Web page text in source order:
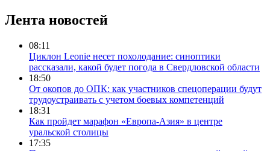
Лента новостей
08:11
Циклон Leonie несет похолодание: синоптики
рассказали, какой будет погода в Свердловской области
18:50
От окопов до ОПК: как участников спецоперации будут
трудоустраивать с учетом боевых компетенций
18:31
Как пройдет марафон «Европа-Азия» в центре
уральской столицы
17:35